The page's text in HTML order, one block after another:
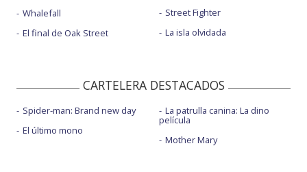
Whalefall
El final de Oak Street
Street Fighter
La isla olvidada
CARTELERA DESTACADOS
Spider-man: Brand new day
El último mono
La patrulla canina: La dino
película
Mother Mary